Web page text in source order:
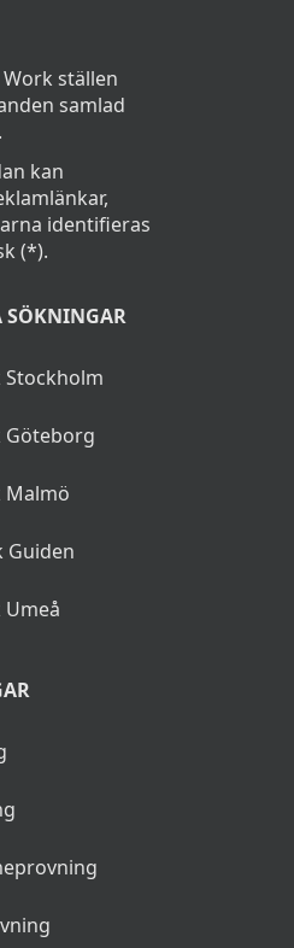
ställen
samlad
kan
identifieras
(*).
SÖKNINGAR
Guiden